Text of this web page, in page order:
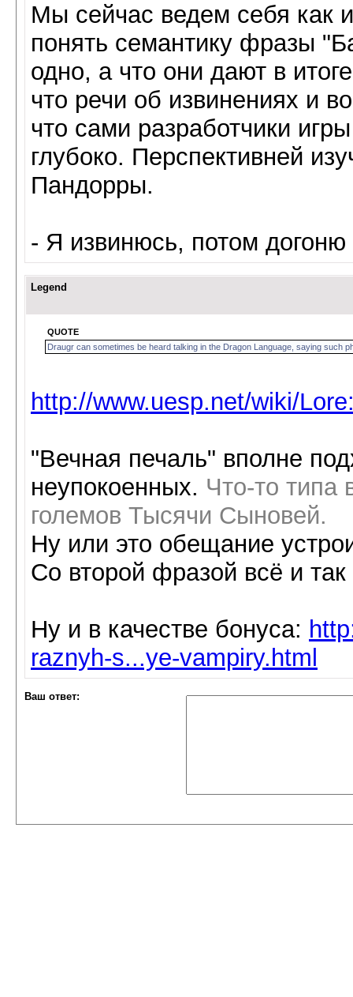
Мы сейчас ведем себя как
понять семантику фразы
одно, а что они дают в
что речи об извинениях и
что сами разработчики
глубоко. Перспективней
Пандорры.
- Я извинюсь, потом
Legend
QUOTE
Draugr can sometimes be heard talking in the Dragon Language, saying such
http://www.uesp.net/wiki/
"Вечная печаль" вполне
неупокоенных. Что-то типа
големов Тысячи Сыновей.
Ну или это обещание
Со второй фразой всё и так
Ну и в качестве бонуса:
raznyh-s...ye-vampiry.html
Ваш ответ: